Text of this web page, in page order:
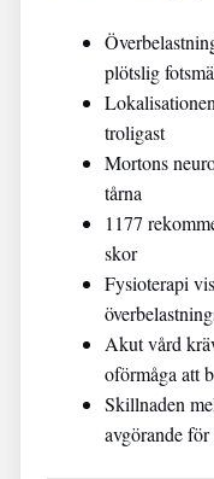
plötslig
troligast
Mortons
tårna
1177
skor
Fysioterapi
Akut vård
oförmåga att
Skillnaden
avgörande